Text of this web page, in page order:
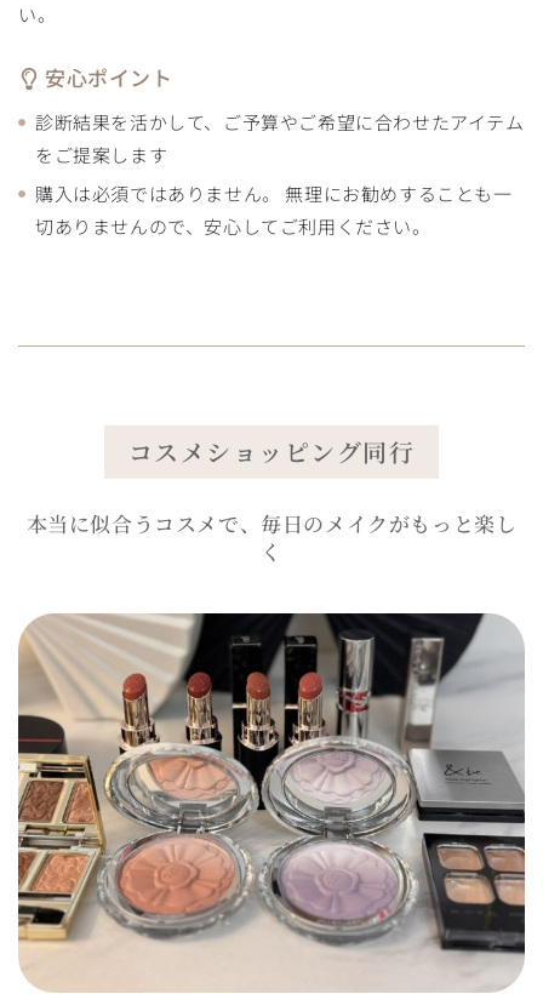
い。
安心ポイント
診断結果を活かして、ご予算やご希望に合わせたアイテム
をご提案します
購入は必須ではありません。 無理にお勧めすることも一
切ありませんので、安心してご利用ください。
コスメショッピング同行
本当に似合うコスメで、毎日のメイクがもっと楽し
く